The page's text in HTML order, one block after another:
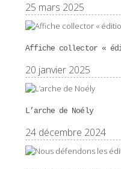
25 mars 2025
Affiche collector «
20 janvier 2025
L’arche de Noély
24 décembre 2024